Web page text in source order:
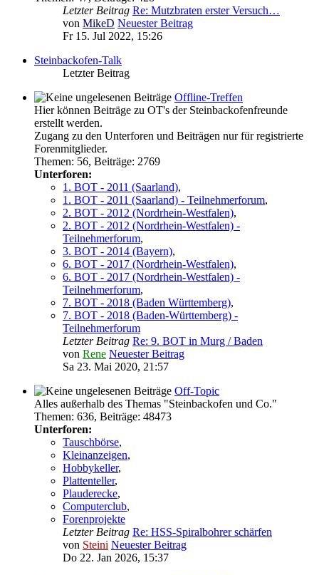
Letzter Beitrag Re: Mutzbraten erster Versuch…
von MikeD Neuester Beitrag
Fr 15. Jul 2022, 15:26
Steinbackofen-Talk
Letzter Beitrag
Offline-Treffen
Hier können Beiträge zu OT's der Steinbackofenfreunde
erstellt werden.
Zugang zu den Unterforen und Beiträgen nur für registrierte
Forenmitglieder.
Themen: 56, Beiträge: 2769
Unterforen:
1. BOT - 2011 (Saarland),
1. BOT - 2011 (Saarland) - Teilnehmerforum,
2. BOT - 2012 (Nordrhein-Westfalen),
2. BOT - 2012 (Nordrhein-Westfalen) -
Teilnehmerforum,
3. BOT - 2014 (Bayern),
6. BOT - 2017 (Nordrhein-Westfalen),
6. BOT - 2017 (Nordrhein-Westfalen) -
Teilnehmerforum,
7. BOT - 2018 (Baden Württemberg),
7. BOT - 2018 (Baden-Württemberg) -
Teilnehmerforum
Letzter Beitrag Re: 9. BOT in Murg / Baden
von Rene Neuester Beitrag
Sa 23. Mai 2020, 21:57
Off-Topic
Alles außerhalb des Themas "Steinbackofen und Co."
Themen: 636, Beiträge: 48473
Unterforen:
Tauschbörse,
Kleinanzeigen,
Hobbykeller,
Plattenteller,
Plauderecke,
Computerclub,
Forenprojekte
Letzter Beitrag Re: HSS-Spiralbohrer schärfen
von Steini Neuester Beitrag
Do 22. Jan 2026, 15:37